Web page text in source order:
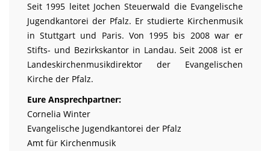
Seit 1995 leitet Jochen Steuerwald die Evangelische
Jugendkantorei der Pfalz. Er studierte Kirchenmusik
in Stuttgart und Paris. Von 1995 bis 2008 war er
Stifts- und Bezirkskantor in Landau. Seit 2008 ist er
Landeskirchenmusikdirektor der Evangelischen
Kirche der Pfalz.
Eure Ansprechpartner:
Cornelia Winter
Evangelische Jugendkantorei der Pfalz
Amt für Kirchenmusik